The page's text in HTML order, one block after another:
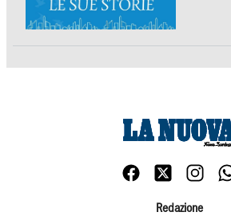
Redazione